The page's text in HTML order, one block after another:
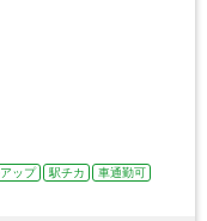
ップ 駅チカ
車通勤可